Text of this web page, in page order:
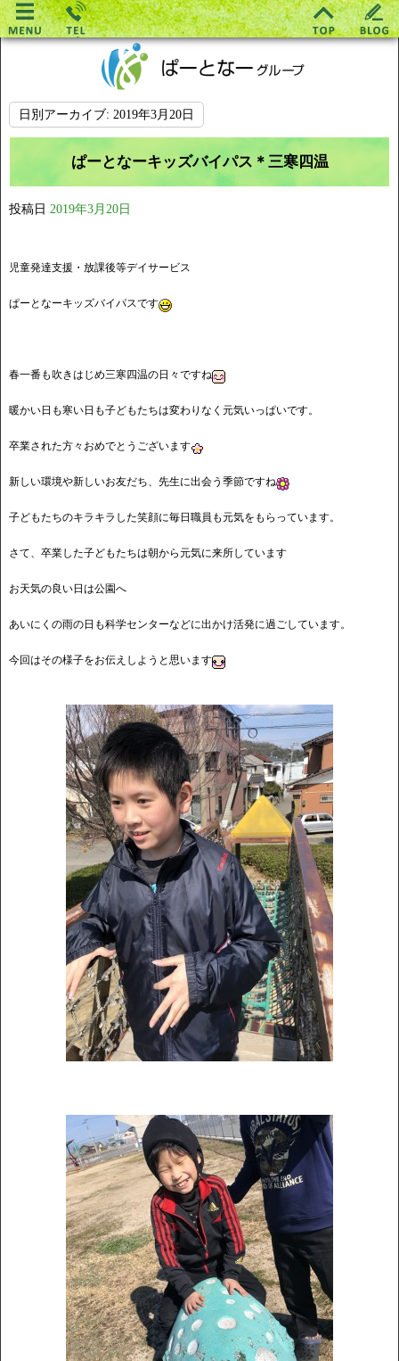
日別アーカイブ: 2019年3月20日
ぱーとなーキッズバイパス＊三寒四温
投稿日 2019年3月20日
児童発達支援・放課後等デイサービス
ぱーとなーキッズバイパスです
春一番も吹きはじめ三寒四温の日々ですね
暖かい日も寒い日も子どもたちは変わりなく元気いっぱいです。
卒業された方々おめでとうございます
新しい環境や新しいお友だち、先生に出会う季節ですね
子どもたちのキラキラした笑顔に毎日職員も元気をもらっています。
さて、卒業した子どもたちは朝から元気に来所しています
お天気の良い日は公園へ
あいにくの雨の日も科学センターなどに出かけ活発に過ごしています。
今回はその様子をお伝えしようと思います